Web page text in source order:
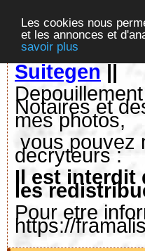
Les cookies nous
et les annonces et
savoir plus
Suitegen||
Notaires et
mes photos,
vous pouvez
decryteurs :
Il est interdit
les
Pour etre
https://